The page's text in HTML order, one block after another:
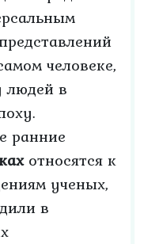
человеке,
людей в
ранние
относятся к
ученых,
в